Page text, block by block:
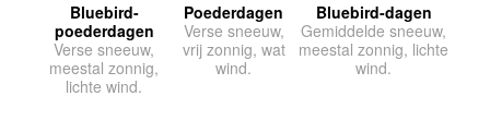
Bluebird-
poederdagen
Verse sneeuw,
meestal zonnig,
lichte wind.
Poederdagen
Verse sneeuw,
vrij zonnig, wat
wind.
Bluebird-dagen
Gemiddelde sneeuw,
meestal zonnig, lichte
wind.